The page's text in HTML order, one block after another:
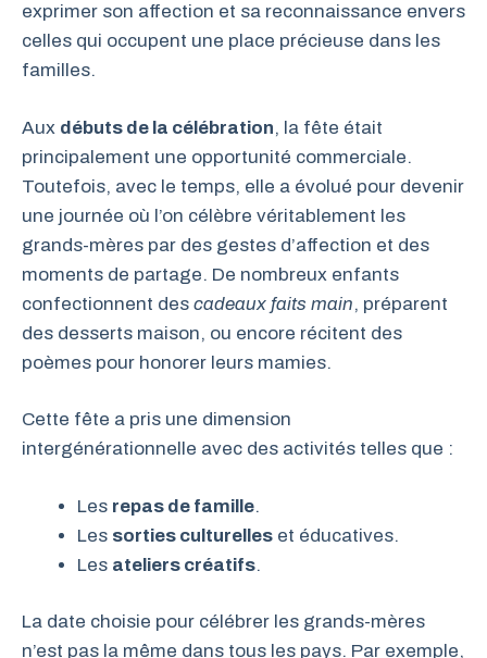
exprimer son affection et sa reconnaissance envers
celles qui occupent une place précieuse dans les
familles.
Aux débuts de la célébration, la fête était
principalement une opportunité commerciale.
Toutefois, avec le temps, elle a évolué pour devenir
une journée où l’on célèbre véritablement les
grands-mères par des gestes d’affection et des
moments de partage. De nombreux enfants
confectionnent des cadeaux faits main, préparent
des desserts maison, ou encore récitent des
poèmes pour honorer leurs mamies.
Cette fête a pris une dimension
intergénérationnelle avec des activités telles que :
Les repas de famille.
Les sorties culturelles et éducatives.
Les ateliers créatifs.
La date choisie pour célébrer les grands-mères
n’est pas la même dans tous les pays. Par exemple,